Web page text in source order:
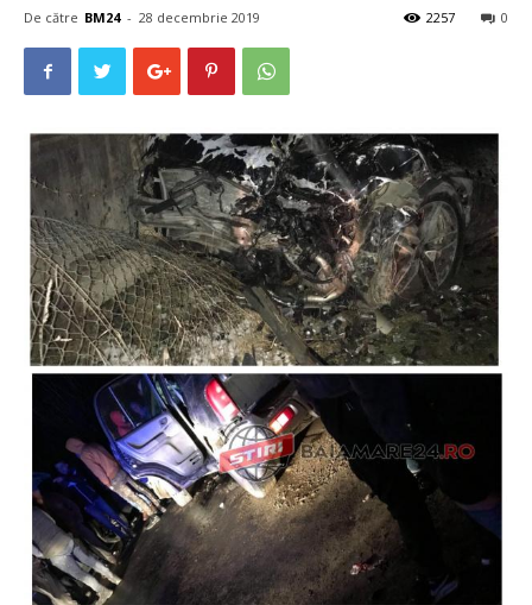
De către BM24 - 28 decembrie 2019 0
2257